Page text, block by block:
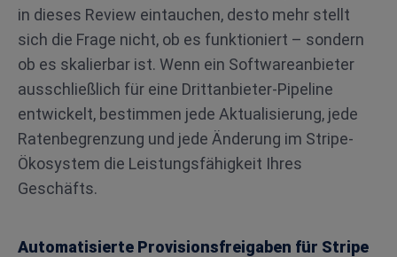
in dieses Review eintauchen, desto mehr stellt
sich die Frage nicht, ob es funktioniert – sondern
ob es skalierbar ist. Wenn ein Softwareanbieter
ausschließlich für eine Drittanbieter-Pipeline
entwickelt, bestimmen jede Aktualisierung, jede
Ratenbegrenzung und jede Änderung im Stripe-
Ökosystem die Leistungsfähigkeit Ihres
Geschäfts.
Automatisierte Provisionsfreigaben für Stripe